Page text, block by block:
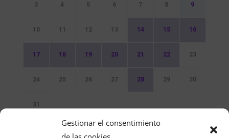
Gestionar el consentimiento
3 4 5 6 7 8 9
10 11 12 13 14 15 16
17 18 19 20 21 22 23
24 25 26 27 28 29 30
31
Sin Eventos